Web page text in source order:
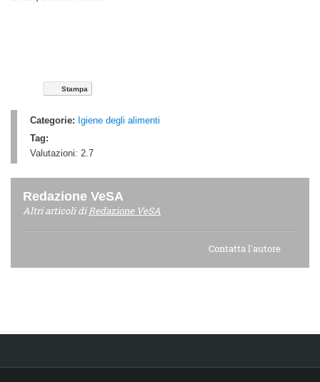
Stampa
Categorie: Igiene degli alimenti
Tag:
Valutazioni: 2.7
Redazione VeSA
Altri articoli diRedazione VeSA
Contatta l'autore